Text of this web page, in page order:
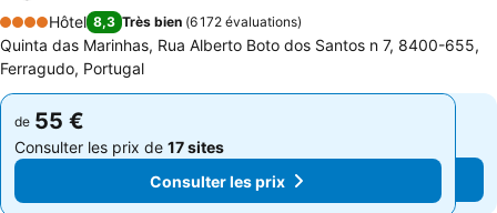
4 Étoiles
Hôtel 8,3 Très bien (6 172 évaluations)
Quinta das Marinhas, Rua Alberto Boto dos Santos n 7, 8400-655,
Ferragudo, Portugal
de 55 €
Consulter les prix de 17 sites
Consulter les prix
de 55 €
Consulter les prix de 17 sites
Consulter les prix